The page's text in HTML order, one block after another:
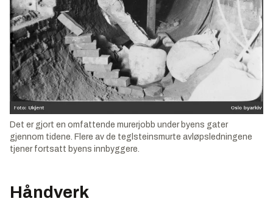
Det er gjort en omfattende murerjobb under byens gater
gjennom tidene. Flere av de teglsteinsmurte avløpsledningene
tjener fortsatt byens innbyggere.
Håndverk